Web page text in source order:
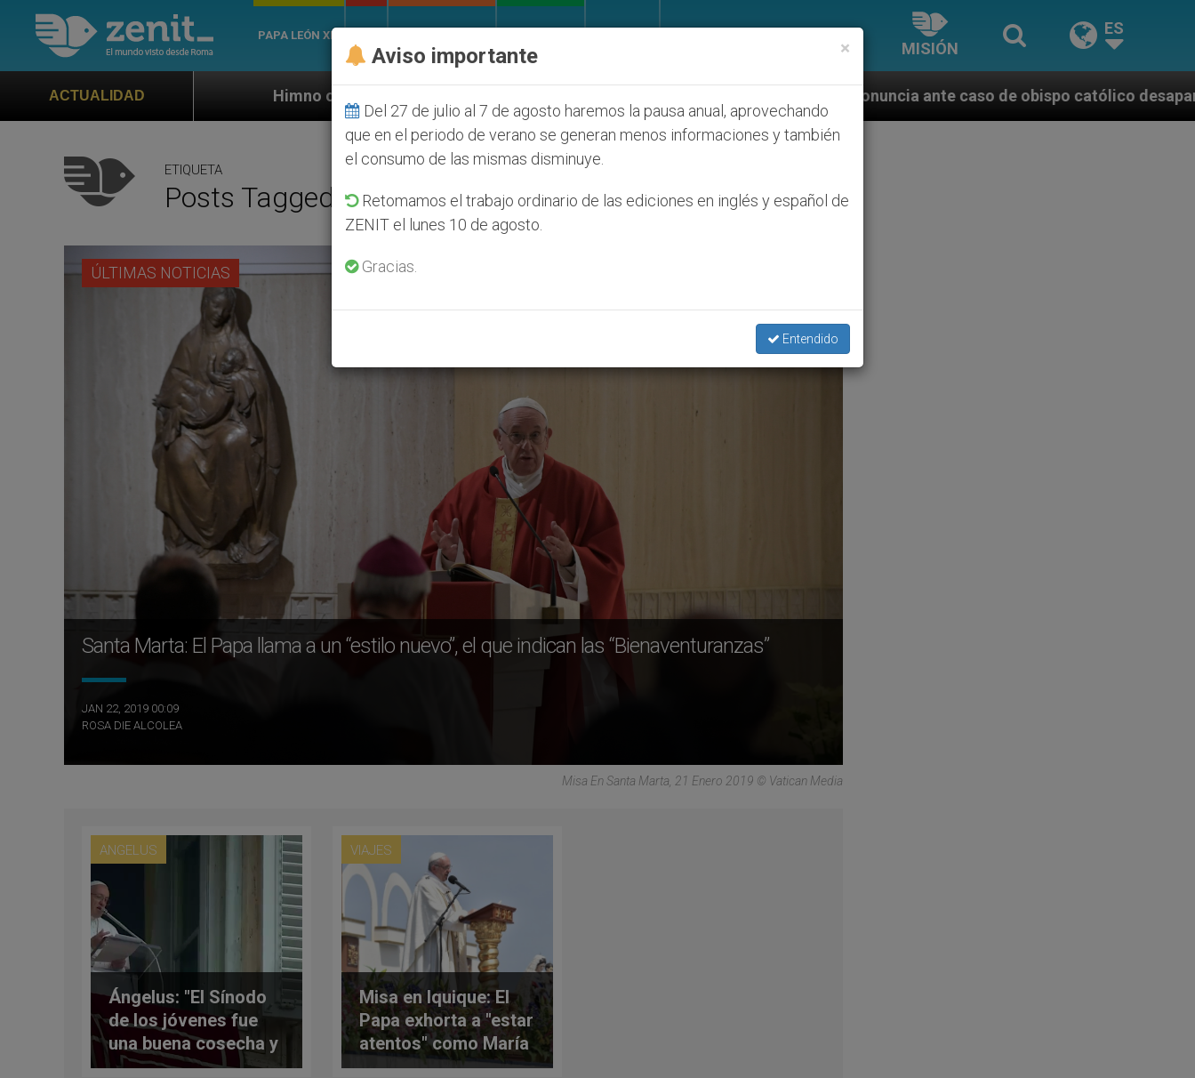
PAPA LEÓN XIV
MISIÓN
ES
ACTUALIDAD
Himno oficial de la Jornada Mundial de la Juventud Seúl 2027 ONU se pronuncia ante caso de obispo católico desaparecido por la dictadura
ETIQUETA
Posts Tagged ‘vino’
ÚLTIMAS NOTICIAS
Santa Marta: El Papa llama a un “estilo nuevo”, el que indican las “Bienaventuranzas”
JAN 22, 2019 00:09
ROSA DIE ALCOLEA
Misa En Santa Marta, 21 Enero 2019 © Vatican Media
ANGELUS
Ángelus: "El Sínodo
de los jóvenes fue
una buena cosecha y
promete un buen
VIAJES
Misa en Iquique: El
Papa exhorta a "estar
atentos" como María
en Caná
×
Aviso importante
Del 27 de julio al 7 de agosto haremos la pausa anual, aprovechando
que en el periodo de verano se generan menos informaciones y también
el consumo de las mismas disminuye.
Retomamos el trabajo ordinario de las ediciones en inglés y español de
ZENIT el lunes 10 de agosto.
Gracias.
Entendido